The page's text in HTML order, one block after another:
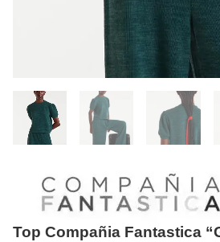
Top Compañia Fantastica